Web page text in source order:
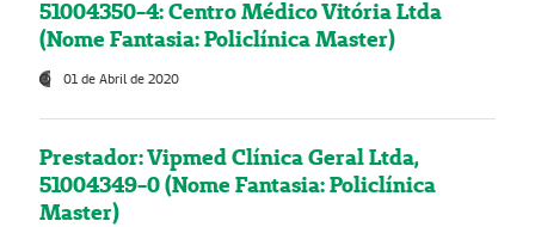
51004350-4: Centro Médico Vitória Ltda
(Nome Fantasia: Policlínica Master)
01 de Abril de 2020
Prestador: Vipmed Clínica Geral Ltda,
51004349-0 (Nome Fantasia: Policlínica
Master)